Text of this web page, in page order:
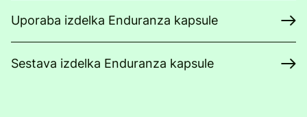
Uporaba izdelka Enduranza kapsule
Sestava izdelka Enduranza kapsule